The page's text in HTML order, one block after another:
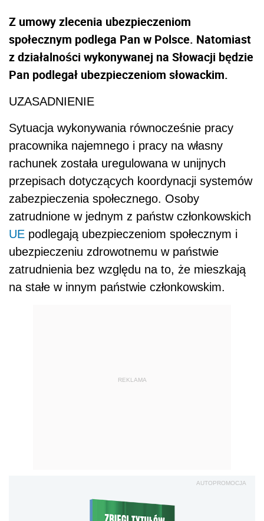
Z umowy zlecenia ubezpieczeniom
społecznym podlega Pan w Polsce. Natomiast
z działalności wykonywanej na Słowacji będzie
Pan podlegał ubezpieczeniom słowackim.
UZASADNIENIE
Sytuacja wykonywania równocześnie pracy
pracownika najemnego i pracy na własny
rachunek została uregulowana w unijnych
przepisach dotyczących koordynacji systemów
zabezpieczenia społecznego. Osoby
zatrudnione w jednym z państw członkowskich
UE podlegają ubezpieczeniom społecznym i
ubezpieczeniu zdrowotnemu w państwie
zatrudnienia bez względu na to, że mieszkają
na stałe w innym państwie członkowskim.
REKLAMA
AUTOPROMOCJA